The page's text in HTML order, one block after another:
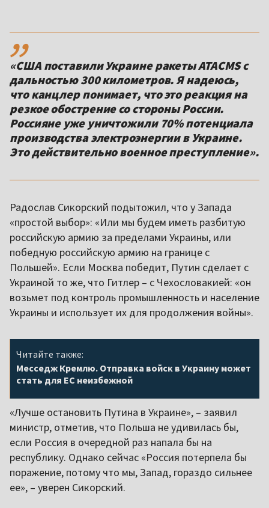
,,
«США поставили Украине ракеты ATACMS с
дальностью 300 километров. Я надеюсь,
что канцлер понимает, что это реакция на
резкое обострение со стороны России.
Россияне уже уничтожили 70% потенциала
производства электроэнергии в Украине.
Это действительно военное преступление».
Радослав Сикорский подытожил, что у Запада
«простой выбор»: «Или мы будем иметь разбитую
российскую армию за пределами Украины, или
победную российскую армию на границе с
Польшей». Если Москва победит, Путин сделает с
Украиной то же, что Гитлер – с Чехословакией: «он
возьмет под контроль промышленность и население
Украины и использует их для продолжения войны».
Читайте также:
Месседж Кремлю. Отправка войск в Украину может
стать для ЕС неизбежной
«Лучше остановить Путина в Украине», – заявил
министр, отметив, что Польша не удивилась бы,
если Россия в очередной раз напала бы на
республику. Однако сейчас «Россия потерпела бы
поражение, потому что мы, Запад, гораздо сильнее
ее», – уверен Сикорский.